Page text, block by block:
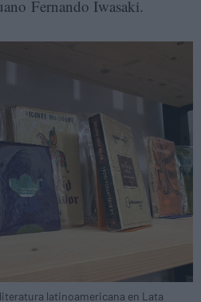
Fernando Iwasaki.
latinoamericana en Lata